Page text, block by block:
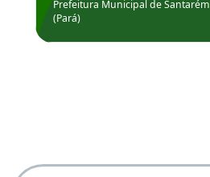
Prefeitura de Santarém.
Prefeitura Municipal de Santarém
(Pará)